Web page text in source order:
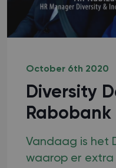
October 6th 2020
Diversity
Rabobank
Vandaag is het
waarop er